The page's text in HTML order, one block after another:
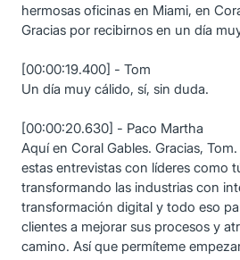
hermosas oficinas en Miami, en
Gracias por recibirnos en un día
[00:00:19.400] - Tom
Un día muy cálido, sí, sin duda.
[00:00:20.630] - Paco Martha
Aquí en Coral Gables. Gracias,
estas entrevistas con líderes como
transformando las industrias con
transformación digital y todo eso
clientes a mejorar sus procesos y
camino. Así que permíteme